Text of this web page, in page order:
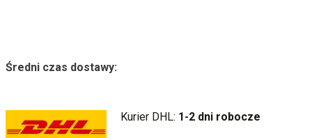
Średni czas dostawy:
Kurier DHL: 1-2 dni robocze